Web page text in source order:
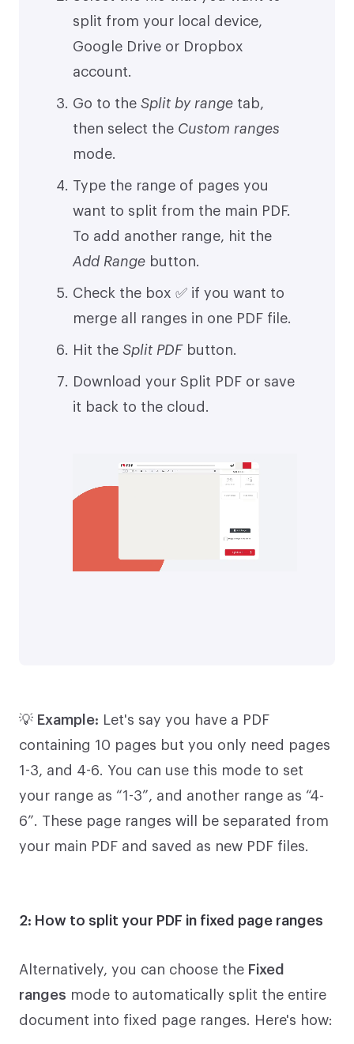
split from your local device,
Google Drive or Dropbox
account.
Go to the Split by range tab,
then select the Custom ranges
mode.
Type the range of pages you
want to split from the main PDF.
To add another range, hit the
Add Range button.
Check the box ✅ if you want to
merge all ranges in one PDF file.
Hit the Split PDF button.
Download your Split PDF or save
it back to the cloud.
💡 Example: Let's say you have a PDF
containing 10 pages but you only need pages
1-3, and 4-6. You can use this mode to set
your range as “1-3”, and another range as “4-
6”. These page ranges will be separated from
your main PDF and saved as new PDF files.
2: How to split your PDF in fixed page ranges
Alternatively, you can choose the Fixed
ranges mode to automatically split the entire
document into fixed page ranges. Here's how: